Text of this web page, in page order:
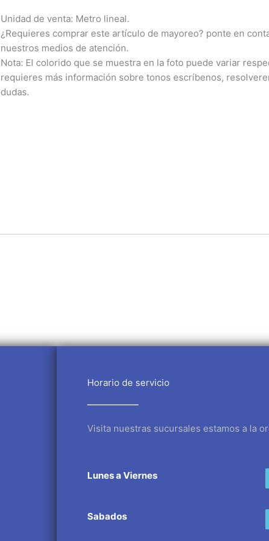
Unidad de venta: Metro lineal.
¿Requieres comprar este artículo de mayoreo? ponte en
nuestros medios de atención.
Nota: El colorido que se muestra en la foto puede variar
requieres más información sobre tonos escríbenos,
dudas.
Horario de servicio
Visita nuestras sucursales estamos a la
Lunes a Viernes
Sabados